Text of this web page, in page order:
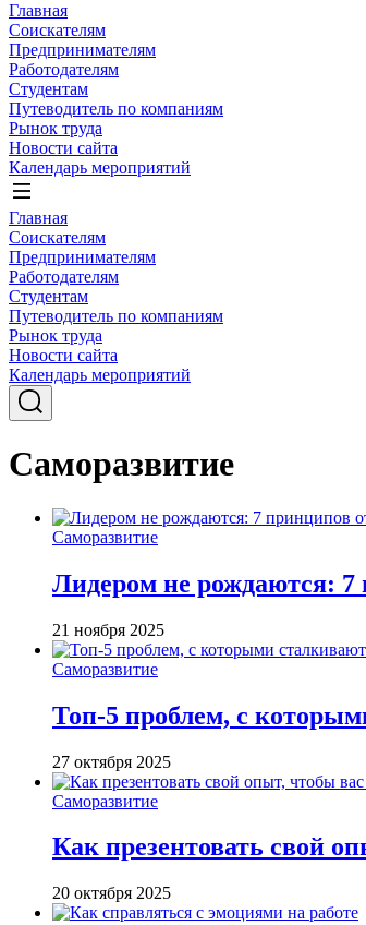
Главная
Соискателям
Предпринимателям
Работодателям
Студентам
Путеводитель по компаниям
Рынок труда
Новости сайта
Календарь мероприятий
Главная
Соискателям
Предпринимателям
Работодателям
Студентам
Путеводитель по компаниям
Рынок труда
Новости сайта
Календарь мероприятий
Саморазвитие
Саморазвитие
Лидером не рождаются:
21 ноября 2025
Саморазвитие
Топ-5 проблем, с
27 октября 2025
Саморазвитие
Как презентовать свой
20 октября 2025